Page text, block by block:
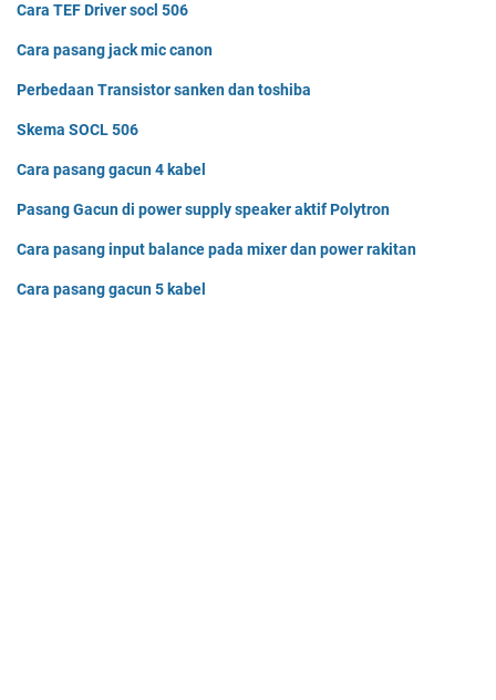
Cara TEF Driver socl 506
Cara pasang jack mic canon
Perbedaan Transistor sanken dan toshiba
Skema SOCL 506
Cara pasang gacun 4 kabel
Pasang Gacun di power supply speaker aktif Polytron
Cara pasang input balance pada mixer dan power rakitan
Cara pasang gacun 5 kabel